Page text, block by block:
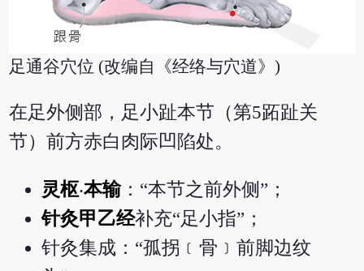
足通谷穴位 (改编自《经络与穴道》)
在足外侧部，足小趾本节（第5跖趾关
节）前方赤白肉际凹陷处。
灵枢‧本输：“本节之前外侧”；
针灸甲乙经补充“足小指”；
针灸集成：“孤拐﹝骨﹞前脚边纹